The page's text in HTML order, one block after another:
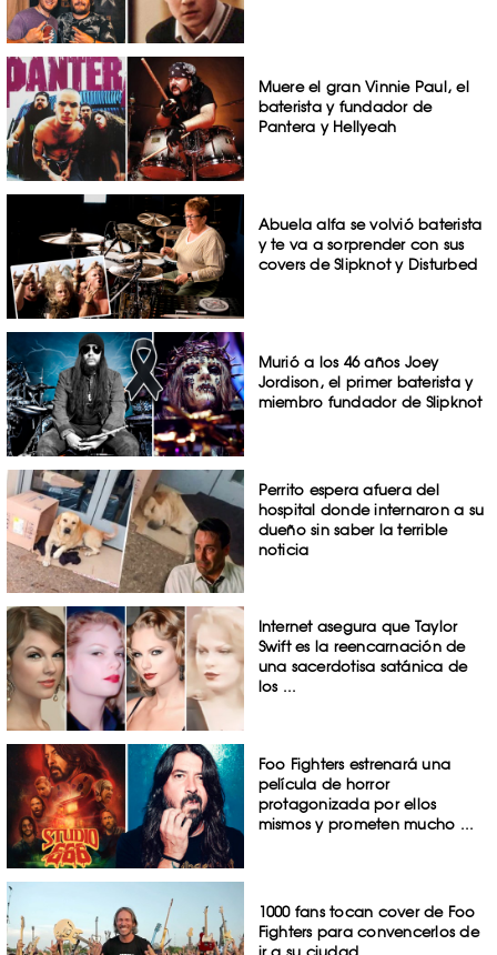
Muere el gran Vinnie Paul, el
baterista y fundador de
Pantera y Hellyeah
Abuela alfa se volvió baterista
y te va a sorprender con sus
covers de Slipknot y Disturbed
Murió a los 46 años Joey
Jordison, el primer baterista y
miembro fundador de Slipknot
Perrito espera afuera del
hospital donde internaron a su
dueño sin saber la terrible
noticia
Internet asegura que Taylor
Swift es la reencarnación de
una sacerdotisa satánica de
los ...
Foo Fighters estrenará una
película de horror
protagonizada por ellos
mismos y prometen mucho ...
1000 fans tocan cover de Foo
Fighters para convencerlos de